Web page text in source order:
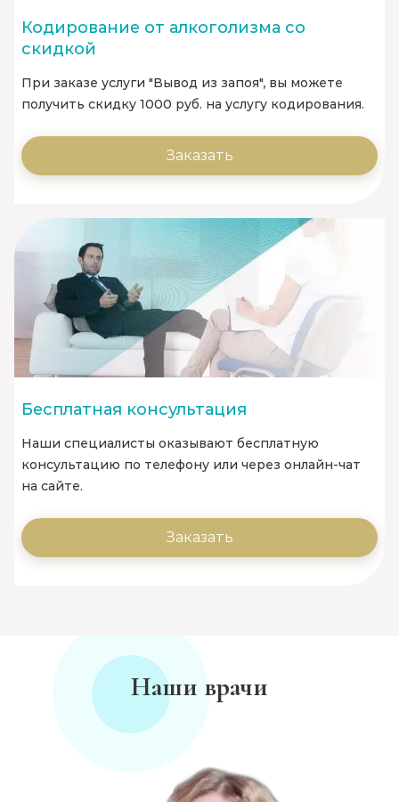
Кодирование от алкоголизма со
скидкой
При заказе услуги "Вывод из запоя", вы можете
получить скидку 1000 руб. на услугу кодирования.
Заказать
Бесплатная консультация
Наши специалисты оказывают бесплатную
консультацию по телефону или через онлайн-чат
на сайте.
Заказать
Наши врачи